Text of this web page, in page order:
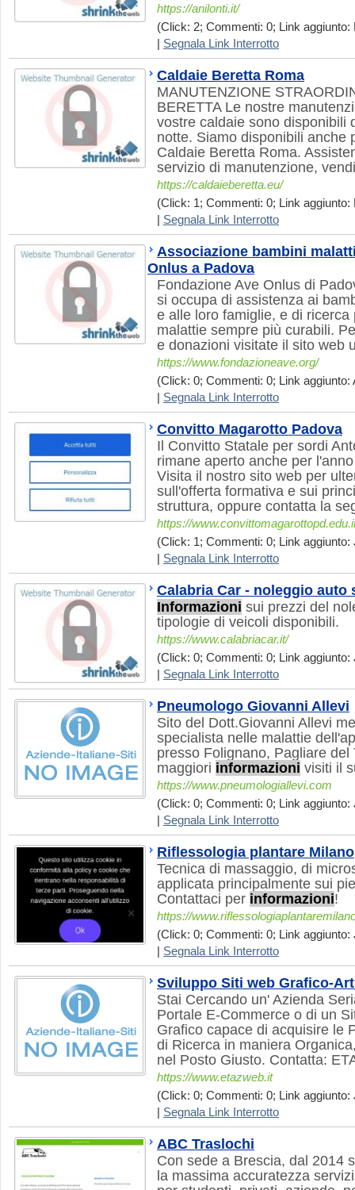
https://anilonti.it/
(Click: 2; Commenti: 0; Link aggiunto:
Segnala Link Interrotto
Caldaie Beretta Roma
MANUTENZIONE
BERETTA Le nostre
vostre caldaie sono disponibili
notte. Siamo disponibili anche
Caldaie Beretta Roma.
servizio di manutenzione,
https://caldaieberetta.eu/
(Click: 1; Commenti: 0; Link aggiunto:
Segnala Link Interrotto
Associazione bambini
Onlus a Padova
Fondazione Ave Onlus di
si occupa di assistenza ai
e alle loro famiglie, e di ricerca
malattie sempre più curabili.
e donazioni visitate il sito web
https://www.fondazioneave.org/
(Click: 0; Commenti: 0; Link aggiunto:
Segnala Link Interrotto
Convitto Magarotto Padova
Il Convitto Statale per sordi
rimane aperto anche per
Visita il nostro sito web per
sull'offerta formativa e sui
struttura, oppure contatta la
https://
(Click: 1; Commenti: 0; Link aggiunto:
Segnala Link Interrotto
Calabria Car - noleggio auto
Informazioni sui prezzi del
tipologie di veicoli disponibili.
https://www.calabriacar.it/
(Click: 0; Commenti: 0; Link aggiunto:
Segnala Link Interrotto
Pneumologo Giovanni Allevi
Sito del Dott.Giovanni Allevi
specialista nelle malattie
presso Folignano, Pagliare
maggiori informazioni visiti il
https://www.pneumologiallevi.com
(Click: 0; Commenti: 0; Link aggiunto:
Segnala Link Interrotto
Riflessologia plantare Milano
Tecnica di massaggio, di
applicata principalmente sui
Contattaci per informazioni!
https://
(Click: 0; Commenti: 0; Link aggiunto:
Segnala Link Interrotto
Sviluppo Siti web Grafico-
Stai Cercando un' Azienda
Portale E-Commerce o di un
Grafico capace di acquisire le
di Ricerca in maniera
nel Posto Giusto. Contatta:
https://www.etazweb.it
(Click: 0; Commenti: 0; Link aggiunto:
Segnala Link Interrotto
ABC Traslochi
Con sede a Brescia, dal 2014
la massima accuratezza